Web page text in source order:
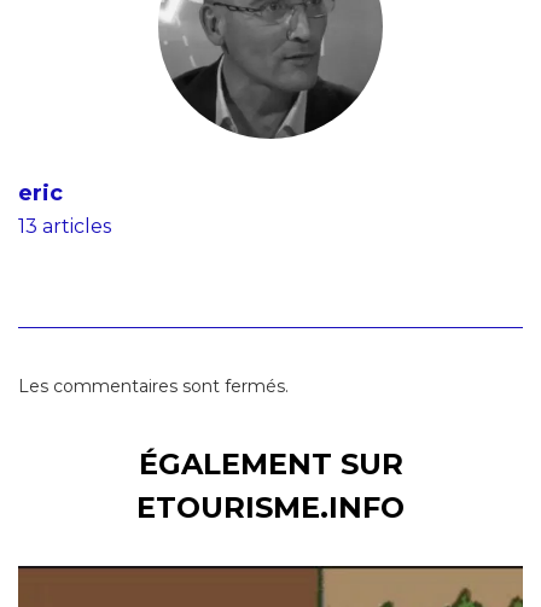
eric
13 articles
Les commentaires sont fermés.
ÉGALEMENT SUR
ETOURISME.INFO